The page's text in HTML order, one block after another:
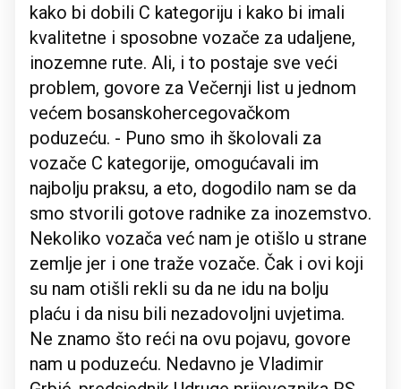
kako bi dobili C kategoriju i kako bi imali
kvalitetne i sposobne vozače za udaljene,
inozemne rute. Ali, i to postaje sve veći
problem, govore za Večernji list u jednom
većem bosanskohercegovačkom
poduzeću. - Puno smo ih školovali za
vozače C kategorije, omogućavali im
najbolju praksu, a eto, dogodilo nam se da
smo stvorili gotove radnike za inozemstvo.
Nekoliko vozača već nam je otišlo u strane
zemlje jer i one traže vozače. Čak i ovi koji
su nam otišli rekli su da ne idu na bolju
plaću i da nisu bili nezadovoljni uvjetima.
Ne znamo što reći na ovu pojavu, govore
nam u poduzeću. Nedavno je Vladimir